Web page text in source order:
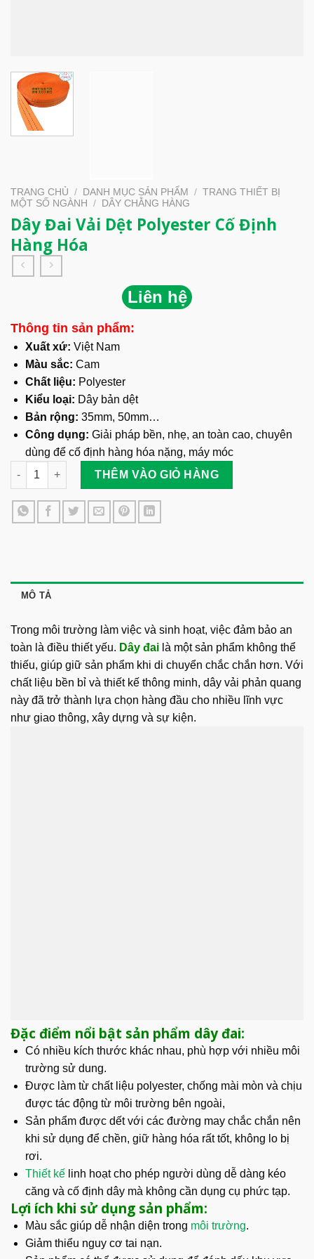
TRANG CHỦ / DANH MỤC SẢN PHẨM / TRANG THIẾT BỊ
MỘT SỐ NGÀNH
/ DÂY CHẰNG HÀNG
Dây Đai Vải Dệt Polyester Cố Định
Hàng Hóa
Liên hệ
Thông tin sản phẩm:
Xuất xứ: Việt Nam
Màu sắc: Cam
Chất liệu: Polyester
Kiểu loại: Dây bản dệt
Bản rộng: 35mm, 50mm…
Công dụng: Giải pháp bền, nhẹ, an toàn cao, chuyên
dùng để cố định hàng hóa nặng, máy móc
Dây Đai Vải Dệt Polyester Cố Định Hàng Hóa số lượng
THÊM VÀO GIỎ HÀNG
MÔ TẢ
Trong môi trường làm việc và sinh hoạt, việc đảm bảo an
toàn là điều thiết yếu. Dây đai là một sản phẩm không thể
thiếu, giúp giữ sản phẩm khi di chuyển chắc chắn hơn. Với
chất liệu bền bỉ và thiết kế thông minh, dây vải phản quang
này đã trở thành lựa chọn hàng đầu cho nhiều lĩnh vực
như giao thông, xây dựng và sự kiện.
Đặc điểm nổi bật sản phẩm dây đai:
Có nhiều kích thước khác nhau, phù hợp với nhiều môi
trường sử dung.
Được làm từ chất liệu polyester, chống mài mòn và chịu
được tác động từ môi trường bên ngoài,
Sản phẩm được dết với các đường may chắc chắn nên
khi sử dụng để chền, giữ hàng hóa rất tốt, không lo bị
rơi.
Thiết kếlinh hoạt cho phép người dùng dễ dàng kéo
căng và cố định dây mà không cần dụng cụ phức tạp.
Lợi ích khi sử dụng sản phẩm:
Màu sắc giúp dễ nhận diện trong môi trường.
Giảm thiểu nguy cơ tai nạn.